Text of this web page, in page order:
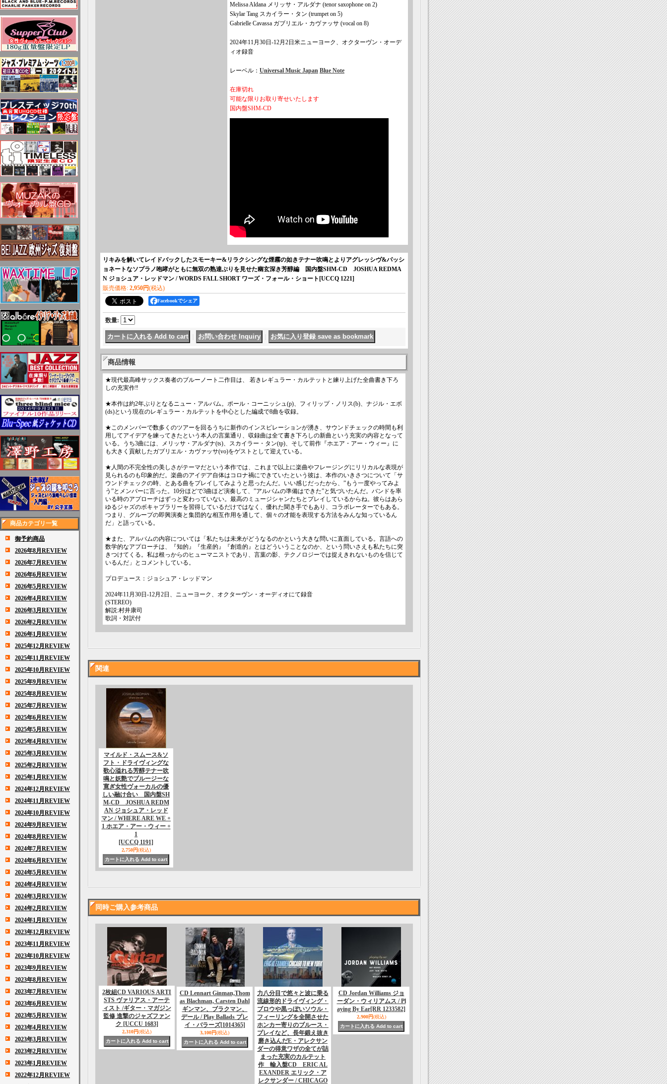
商品カテゴリ一覧
御予約商品
2026年8月REVIEW
2026年7月REVIEW
2026年6月REVIEW
2026年5月REVIEW
2026年4月REVIEW
2026年3月REVIEW
2026年2月REVIEW
2026年1月REVIEW
2025年12月REVIEW
2025年11月REVIEW
2025年10月REVIEW
2025年9月REVIEW
2025年8月REVIEW
2025年7月REVIEW
2025年6月REVIEW
2025年5月REVIEW
2025年4月REVIEW
2025年3月REVIEW
2025年2月REVIEW
2025年1月REVIEW
2024年12月REVIEW
2024年11月REVIEW
2024年10月REVIEW
2024年9月REVIEW
2024年8月REVIEW
2024年7月REVIEW
2024年6月REVIEW
2024年5月REVIEW
2024年4月REVIEW
2024年3月REVIEW
2024年2月REVIEW
2024年1月REVIEW
2023年12月REVIEW
2023年11月REVIEW
2023年10月REVIEW
2023年9月REVIEW
2023年8月REVIEW
2023年7月REVIEW
2023年6月REVIEW
2023年5月REVIEW
2023年4月REVIEW
2023年3月REVIEW
2023年2月REVIEW
2023年1月REVIEW
2022年12月REVIEW
Melissa Aldana メリッサ・アルダナ (tenor saxophone on 2)
Skylar Tang スカイラー・タン (trumpet on 5)
Gabrielle Cavassa ガブリエル・カヴァッサ (vocal on 8)
2024年11月30日-12月2日米ニューヨーク、オクターヴン・オーデ
ィオ録音
レーベル： Universal Music Japan Blue Note
在庫切れ
可能な限りお取り寄せいたします
国内盤SHM-CD
リキみを解いてレイドバックしたスモーキー&リラクシングな煙霧の如きテナー吹鳴とよりアグレッシヴ&パッシ
ョネートなソプラノ咆哮がともに無双の熟達ぶりを見せた幽玄深き芳醇編 国内盤SHM-CD JOSHUA REDMA
N ジョシュア・レッドマン / WORDS FALL SHORT ワーズ・フォール・ショート [UCCQ 1221]
販売価格: 2,950円(税込)
Facebookでシェア
数量:
商品情報
★現代最高峰サックス奏者のブルーノート二作目は、 若きレギュラー・カルテットと練り上げた全曲書き下ろ
しの充実作‼
★本作は約2年ぶりとなるニュー・アルバム。ポール・コーニッシュ(p)、フィリップ・ノリス(b)、ナジル・エボ
(ds)という現在のレギュラー・カルテットを中心とした編成で8曲を収録。
★このメンバーで数多くのツアーを回るうちに新作のインスピレーションが湧き、サウンドチェックの時間も利
用してアイデアを練ってきたという本人の言葉通り、収録曲は全て書き下ろしの新曲という充実の内容となって
いる。うち3曲には、メリッサ・アルダナ(ts)、スカイラー・タン(tp)、そして前作『ホエア・アー・ウィー』に
も大きく貢献したガブリエル・カヴァッサ(vo)をゲストとして迎えている。
★人間の不完全性の美しさがテーマだという本作では、これまで以上に楽曲やフレージングにリリカルな表現が
見られるのも印象的だ。楽曲のアイデア自体はコロナ禍にできていたという彼は、本作のいきさつについて「サ
ウンドチェックの時、とある曲をプレイしてみようと思ったんだ。いい感じだったから、”もう一度やってみよ
う”とメンバーに言った。10分ほどで3曲ほど演奏して、”アルバムの準備はできた”と気づいたんだ。バンドを率
いる時のアプローチはずっと変わっていない。最高のミュージシャンたちとプレイしているからね。彼らはあら
ゆるジャズのボキャブラリーを習得しているだけではなく、優れた聞き手でもあり、コラボレーターでもある。
つまり、グループの即興演奏と集団的な相互作用を通して、個々の才能を表現する方法をみんな知っているん
だ」と語っている。
★また、アルバムの内容については「私たちは未来がどうなるのかという大きな問いに直面している。言語への
数学的なアプローチは、『知的』『生産的』『創造的』とはどういうことなのか、という問いさえも私たちに突
きつけてくる。私は根っからのヒューマニストであり、言葉の影、テクノロジーでは捉えきれないものを信じて
いるんだ」とコメントしている。
プロデュース：ジョシュア・レッドマン
2024年11月30日-12月2日、ニューヨーク、オクターヴン・オーディオにて録音
(STEREO)
解説:村井康司
歌詞・対訳付
関連
マイルド・スムース&ソ
フト・ドライヴィングな
歌心溢れる芳醇テナー吹
鳴と妖艶でブルージーな
寛ぎ女性ヴォーカルの優
しい融け合い 国内盤SH
M-CD JOSHUA REDM
AN ジョシュア・レッド
マン / WHERE ARE WE +
1 ホエア・アー・ウィー +
1
[UCCQ 1191]
2,750円(税込)
同時ご購入参考商品
2枚組CD VARIOUS ARTI
STS ヴァリアス・アーテ
ィスト /ギター・マガジン
監修 進撃のジャズファン
ク [UCCU 1683]
2,310円(税込)
CD Lennart Ginman,Thom
as Blachman, Carsten Dahl
ギンマン、ブラクマン、
デール / Play Ballads プレ
イ・バラーズ[1014365]
3,100円(税込)
力八分目で悠々と波に乗る
流線形的ドライヴィング・
ブロウや黒っぽいソウル・
フィーリングを全開させた
ホンカー寄りのブルース・
プレイなど、長年鍛え抜き
磨き込んだE・アレクサン
ダーの得意ワザの全てが詰
まった充実のカルテット
作 輸入盤CD ERIC AL
EXANDER エリック・ア
レクサンダー / CHICAGO
CD Jordan Williams ジョ
ーダン・ウィリアムス / Pl
aying By Ear[RR 1233582]
2,900円(税込)